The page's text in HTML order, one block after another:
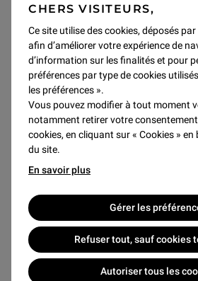
CHERS VISITEURS,
Ce site utilise des cookies, déposés
afin d’améliorer votre expérience de
d’information sur les finalités et pour
préférences par type de cookies
les préférences ».
Vous pouvez modifier à tout moment
notamment retirer votre
cookies, en cliquant sur « Cookies »
du site.
En savoir plus
Gérer les
Refuser tout, sauf cookies
Autoriser tous les
CONDITIONS DE
Visite – Tarif plein : 12 €
(à compléter par un billet d'entrée)
Billet d'entrée au musée 22€ ou 32€.
des gratuités.
Visite – Tarif réduit : 9 €
Billet d'entrée au musée 22€ ou 32€.
Partager cet